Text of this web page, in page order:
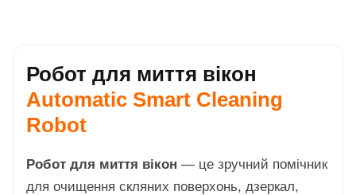
Робот для миття вікон
Automatic Smart Cleaning
Robot
Робот для миття вікон — це зручний помічник
для очищення скляних поверхонь, дзеркал,